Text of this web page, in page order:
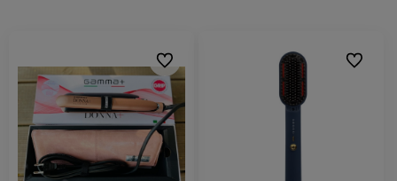
Do ulubionych Do